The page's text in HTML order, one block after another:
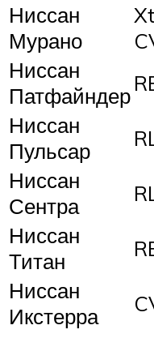
Ниссан
Мурано
Ниссан
Патфайндер
Ниссан
Пульсар
Ниссан
Сентра
Ниссан
Титан
Ниссан
Икстерра